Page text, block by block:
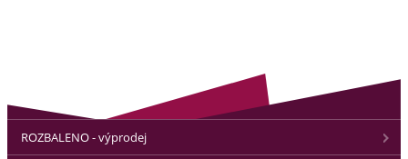
ROZBALENO - výprodej